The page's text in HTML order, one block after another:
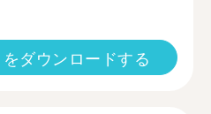
ダウンロードする